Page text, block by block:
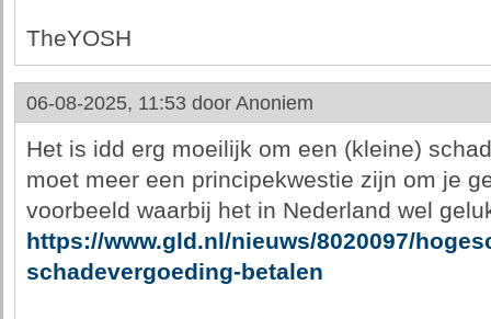
TheYOSH
06-08-2025, 11:53 door Anoniem
Het is idd erg moeilijk om een (kleine)
moet meer een principekwestie zijn om je
voorbeeld waarbij het in Nederland wel
https://www.gld.nl/nieuws/8020097/
schadevergoeding-betalen